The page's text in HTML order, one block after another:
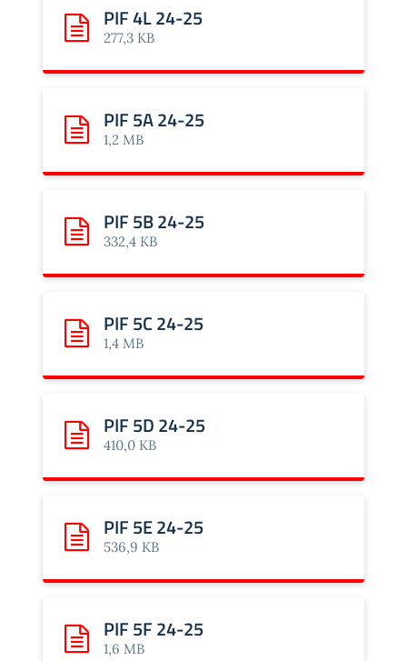
Scarica: PIF 4L 24-25
PIF 4L 24-25
277,3 KB
Scarica: PIF 5A 24-25
PIF 5A 24-25
1,2 MB
Scarica: PIF 5B 24-25
PIF 5B 24-25
332,4 KB
Scarica: PIF 5C 24-25
PIF 5C 24-25
1,4 MB
Scarica: PIF 5D 24-25
PIF 5D 24-25
410,0 KB
Scarica: PIF 5E 24-25
PIF 5E 24-25
536,9 KB
Scarica: PIF 5F 24-25
PIF 5F 24-25
1,6 MB